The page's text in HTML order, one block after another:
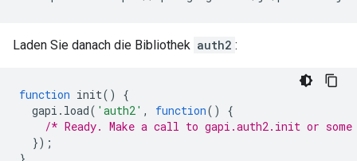
Laden Sie danach die Bibliothek auth2 :
function init()
{
gapi . load( 'auth2' , function()
{
/* Ready. Make a call to gapi.auth2.init or
});